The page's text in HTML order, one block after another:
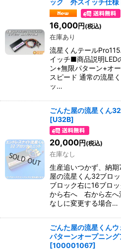
ック 外スイッチ仕様
16,000円(税込)
在庫あり
流星くんテール
イッチ■商品説明LED
ン+無限パターン+オ
スピード 通常の流星
ッ…
ごんた屋の流星くん
[U32B]
20,000円 (税込)
在庫なし
生産追いつかず、納
屋の流星くん32ブロ
ブロック右に16ブロ
から右へ 右から左へ
なしに変更する場合…
ごんた屋の流星くん
パターンオープニング
[100001067]